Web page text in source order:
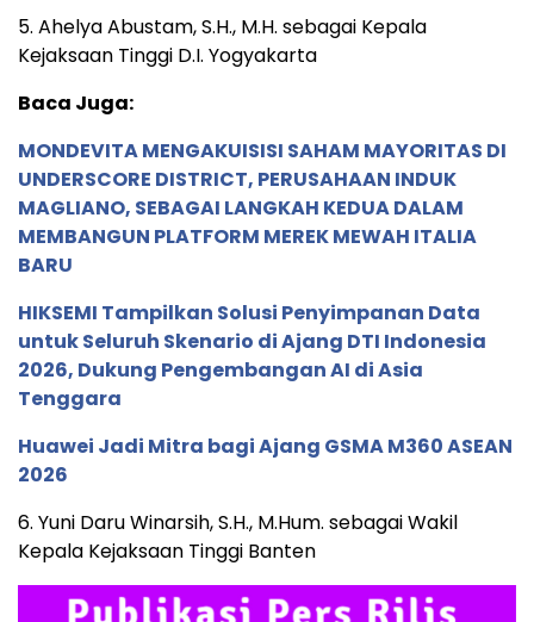
5. Ahelya Abustam, S.H., M.H. sebagai Kepala
Kejaksaan Tinggi D.I. Yogyakarta
Baca Juga:
MONDEVITA MENGAKUISISI SAHAM MAYORITAS DI
UNDERSCORE DISTRICT, PERUSAHAAN INDUK
MAGLIANO, SEBAGAI LANGKAH KEDUA DALAM
MEMBANGUN PLATFORM MEREK MEWAH ITALIA
BARU
HIKSEMI Tampilkan Solusi Penyimpanan Data
untuk Seluruh Skenario di Ajang DTI Indonesia
2026, Dukung Pengembangan AI di Asia
Tenggara
Huawei Jadi Mitra bagi Ajang GSMA M360 ASEAN
2026
6. Yuni Daru Winarsih, S.H., M.Hum. sebagai Wakil
Kepala Kejaksaan Tinggi Banten